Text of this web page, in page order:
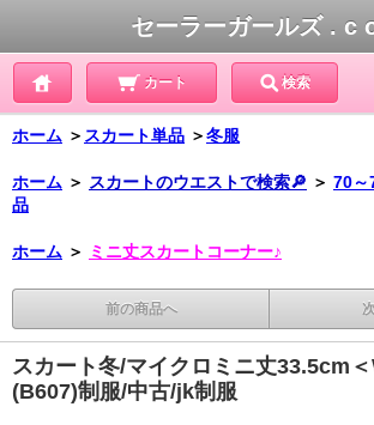
セーラーガールズ . c
カート 検索
ホーム ＞ スカート単品 ＞冬服
ホーム ＞ スカートのウエストで検索🔎 ＞ 70～
品
ホーム ＞ ミニ丈スカートコーナー♪
前の商品へ
スカート冬/マイクロミニ丈33.5cm
(B607)制服/中古/jk制服